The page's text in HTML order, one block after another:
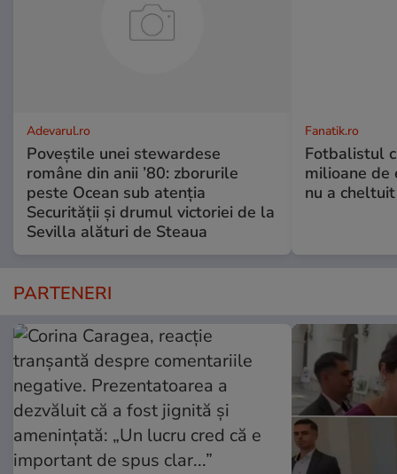
Adevarul.ro
Poveștile unei stewardese
române din anii ’80: zborurile
peste Ocean sub atenția
Securității și drumul victoriei de la
Sevilla alături de Steaua
Fanatik.ro
Fotbalistul
milioane de
nu a
PARTENERI